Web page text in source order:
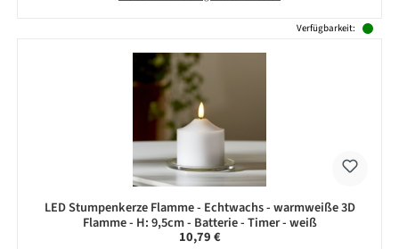
Verfügbarkeit:
LED Stumpenkerze Flamme - Echtwachs - warmweiße 3D
Flamme - H: 9,5cm - Batterie - Timer - weiß
Regulärer Preis:
10,79 €